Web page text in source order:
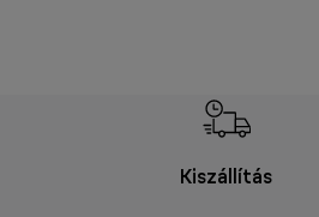
Kiszállítás